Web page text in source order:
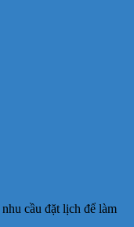
cầu đặt lịch để làm